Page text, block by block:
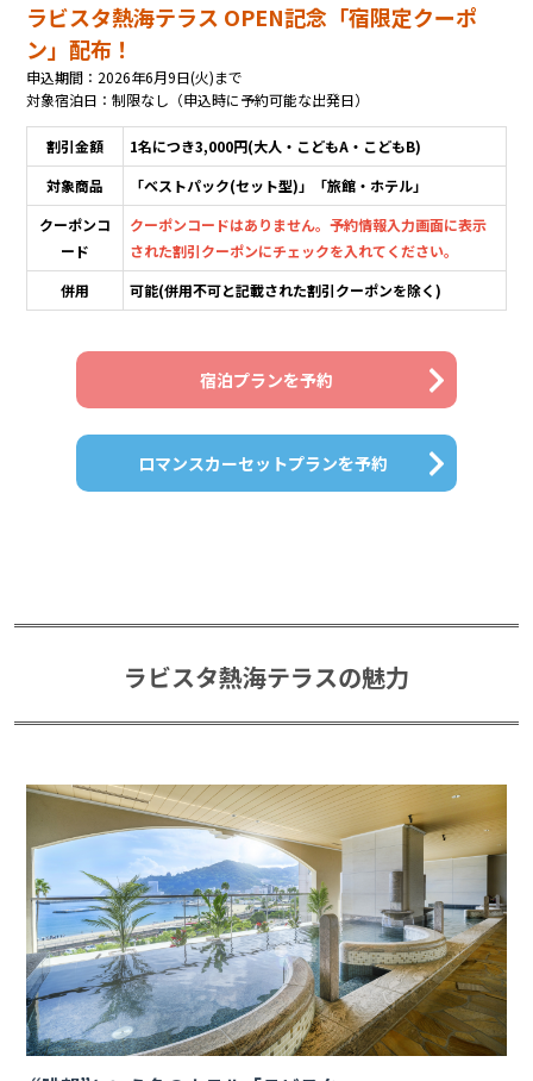
ラビスタ熱海テラス OPEN記念「宿限定クーポ
ン」配布！
申込期間：2026年6月9日(火)まで
対象宿泊日：制限なし（申込時に予約可能な出発日）
割引金額
1名につき3,000円(大人・こどもA・こどもB)
対象商品
「ベストパック(セット型)」「旅館・ホテル」
クーポンコ
ード
クーポンコードはありません。予約情報入力画面に表示
された割引クーポンにチェックを入れてください。
併用
可能(併用不可と記載された割引クーポンを除く)
宿泊プランを予約
ロマンスカーセットプランを予約
ラビスタ熱海テラスの魅力